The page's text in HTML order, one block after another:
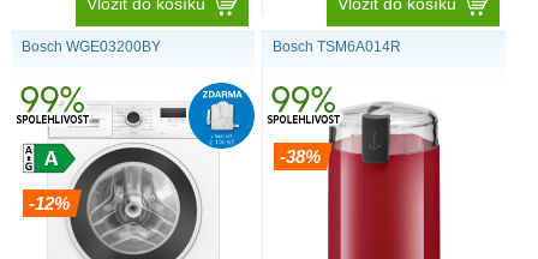
Vložit do košíku Vložit do košíku
Bosch WGE03200BY
-12%
Bosch TSM6A014R
-38%